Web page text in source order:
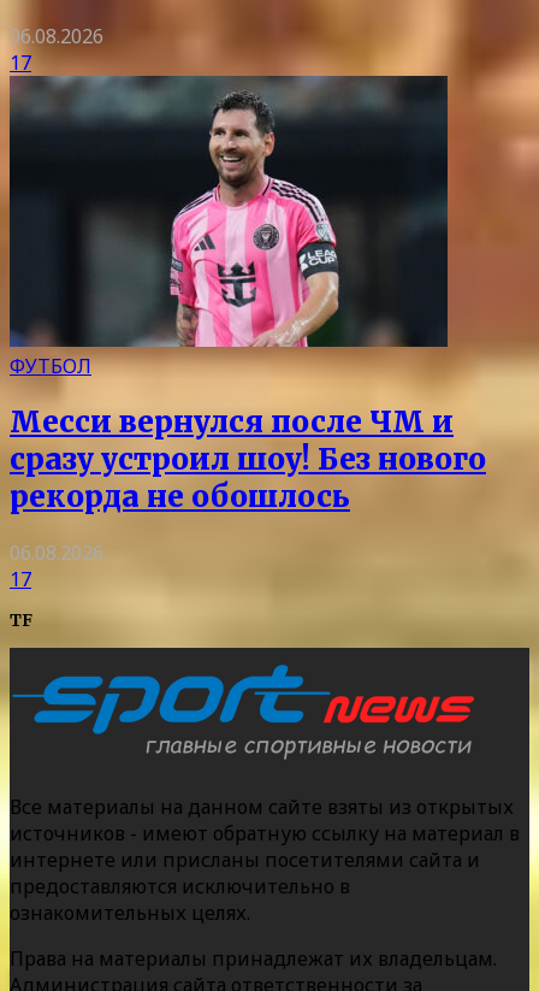
06.08.2026
17
ФУТБОЛ
Месси вернулся после ЧМ и
сразу устроил шоу! Без нового
рекорда не обошлось
06.08.2026
17
TF
Все материалы на данном сайте взяты из открытых
источников - имеют обратную ссылку на материал в
интернете или присланы посетителями сайта и
предоставляются исключительно в
ознакомительных целях.
Права на материалы принадлежат их владельцам.
Администрация сайта ответственности за